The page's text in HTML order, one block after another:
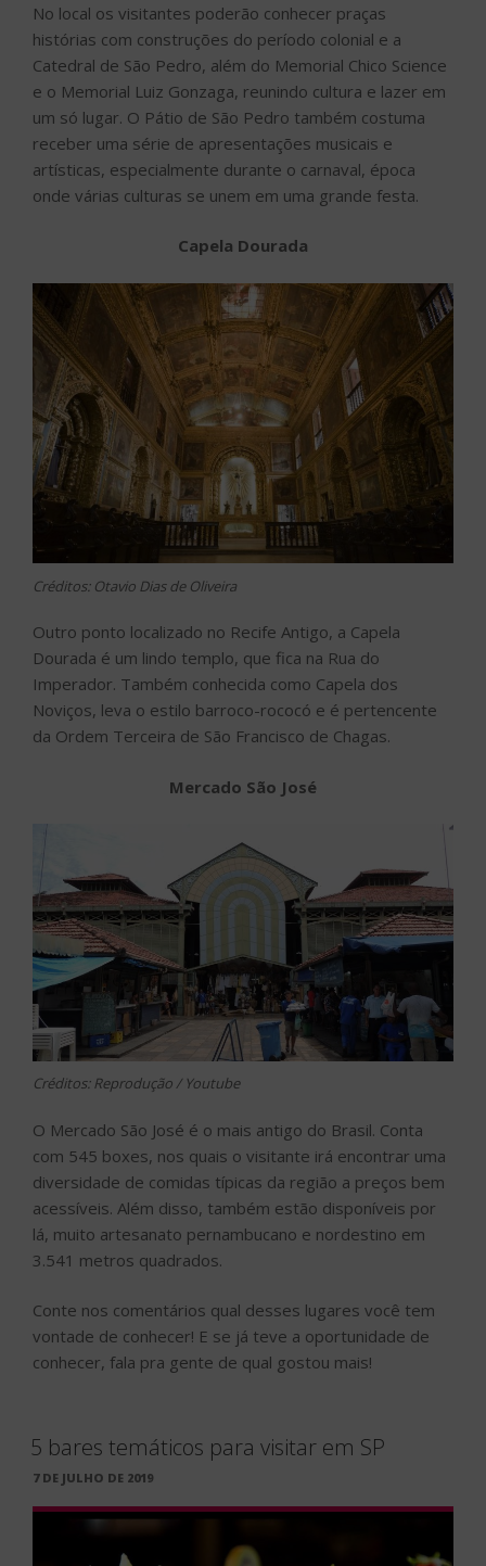
No local os visitantes poderão conhecer praças
histórias com construções do período colonial e a
Catedral de São Pedro, além do Memorial Chico Science
e o Memorial Luiz Gonzaga, reunindo cultura e lazer em
um só lugar. O Pátio de São Pedro também costuma
receber uma série de apresentações musicais e
artísticas, especialmente durante o carnaval, época
onde várias culturas se unem em uma grande festa.
Capela Dourada
Créditos: Otavio Dias de Oliveira
Outro ponto localizado no Recife Antigo, a Capela
Dourada é um lindo templo, que fica na Rua do
Imperador. Também conhecida como Capela dos
Noviços, leva o estilo barroco-rococó e é pertencente
da Ordem Terceira de São Francisco de Chagas.
Mercado São José
Créditos: Reprodução / Youtube
O Mercado São José é o mais antigo do Brasil. Conta
com 545 boxes, nos quais o visitante irá encontrar uma
diversidade de comidas típicas da região a preços bem
acessíveis. Além disso, também estão disponíveis por
lá, muito artesanato pernambucano e nordestino em
3.541 metros quadrados.
Conte nos comentários qual desses lugares você tem
vontade de conhecer! E se já teve a oportunidade de
conhecer, fala pra gente de qual gostou mais!
5 bares temáticos para visitar em SP
PUBLICADO
7 DE JULHO DE 2019